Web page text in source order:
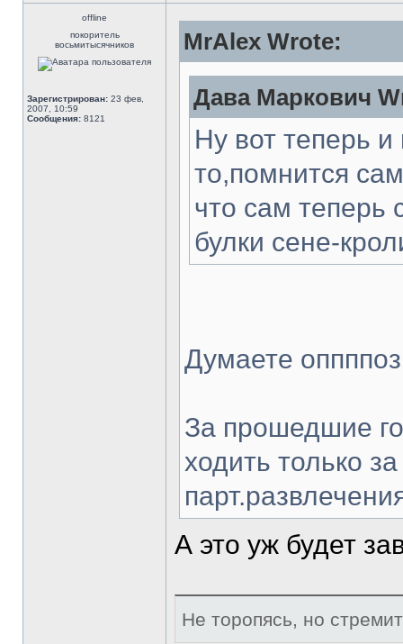
offline
покоритель
восьмитысячников
Зарегистрирован: 23 фев,
2007, 10:59
Сообщения: 8121
MrAlex Wrote:
Дава Маркович
Ну вот теперь
то,помнится
что сам теперь
булки сене-
Думаете
За прошедшие
ходить только
А это уж будет
Не торопясь, но